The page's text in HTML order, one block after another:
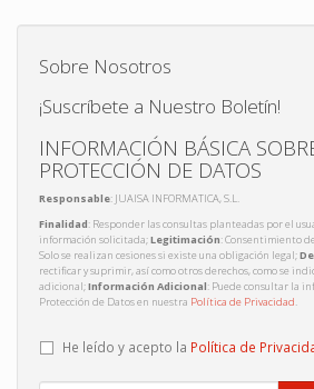
Sobre Nosotros
¡Suscríbete a Nuestro Boletín!
INFORMACIÓN BÁSICA
PROTECCIÓN DE DATOS
Responsable: JUAISA INFORMATICA, S.L.
Finalidad: Responder las consultas planteadas por el
información solicitada;Legitimación: Consentimiento
Solo se realizan cesiones si existe una obligación legal;
rectificar y suprimir, así como otros derechos, como se
adicional;Información Adicional: Puede consultar la
Protección de Datos en nuestra Política de Privacidad.
He leído y acepto la Política de